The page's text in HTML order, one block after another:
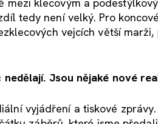
tedy není velký. Pro
vejcích větší
Jsou nějaké nové
vyjádření a tiskové